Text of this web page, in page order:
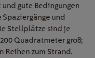
gute Bedingungen
und
Stellplätze sind je
Quadratmeter groß;
Reihen zum Strand.